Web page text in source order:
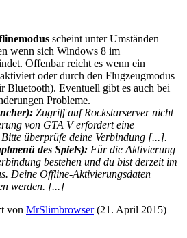
scheint unter Umständen
wenn sich Windows 8 im
Offenbar reicht es wenn ein
oder durch den Flugzeugmodus
Bluetooth). Eventuell gibt es auch bei
Probleme.
Zugriff auf Rockstarserver nicht
von GTA V erfordert eine
überprüfe deine Verbindung [...].
des Spiels): Für die Aktivierung
bestehen und du bist derzeit im
Deine Offline-Aktivierungsdaten
werden. [...]
von MrSlimbrowser(21. April 2015)